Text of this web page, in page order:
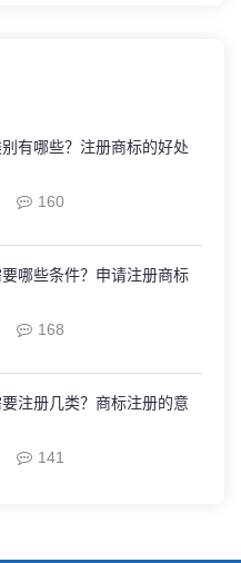
有哪些？注册商标的好处
160
哪些条件？申请注册商标
168
注册几类？商标注册的意
141